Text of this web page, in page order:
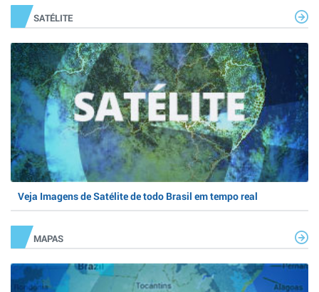
SATÉLITE
Veja Imagens de Satélite de todo Brasil em tempo real
MAPAS